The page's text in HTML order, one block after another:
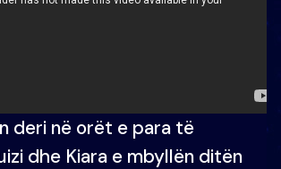
deri në orët e para të
dhe Kiara e mbyllën ditën